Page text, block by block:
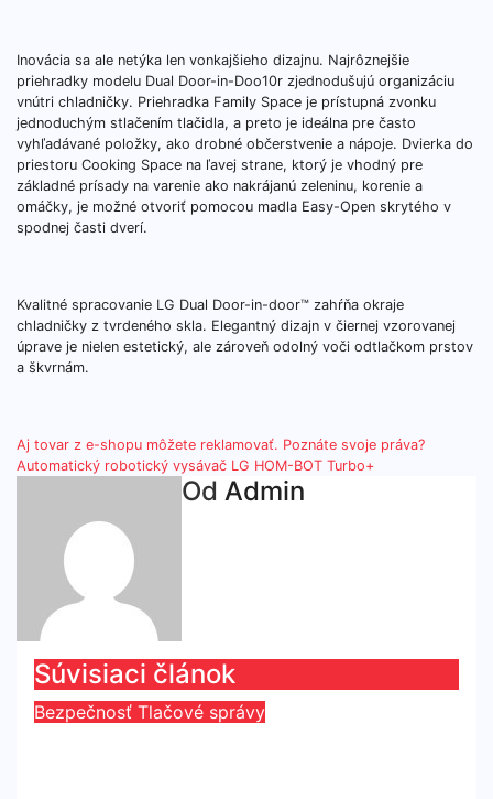
Inovácia sa ale netýka len vonkajšieho dizajnu. Najrôznejšie
priehradky modelu Dual Door-in-Doo10r zjednodušujú organizáciu
vnútri chladničky. Priehradka Family Space je prístupná zvonku
jednoduchým stlačením tlačidla, a preto je ideálna pre často
vyhľadávané položky, ako drobné občerstvenie a nápoje. Dvierka do
priestoru Cooking Space na ľavej strane, ktorý je vhodný pre
základné prísady na varenie ako nakrájanú zeleninu, korenie a
omáčky, je možné otvoriť pomocou madla Easy-Open skrytého v
spodnej časti dverí.
Kvalitné spracovanie LG Dual Door-in-door™ zahŕňa okraje
chladničky z tvrdeného skla. Elegantný dizajn v čiernej vzorovanej
úprave je nielen estetický, ale zároveň odolný voči odtlačkom prstov
a škvrnám.
Navigácia
článku
Aj tovar z e-shopu môžete reklamovať. Poznáte svoje práva?
Automatický robotický vysávač LG HOM-BOT Turbo+
Od Admin
Súvisiaci článok
Bezpečnosť Tlačové správy